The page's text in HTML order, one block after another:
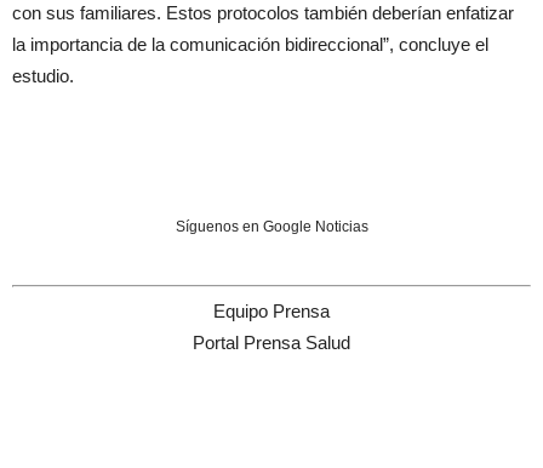
con sus familiares. Estos protocolos también deberían enfatizar
la importancia de la comunicación bidireccional”, concluye el
estudio.
Síguenos en Google Noticias
Equipo Prensa
Portal Prensa Salud